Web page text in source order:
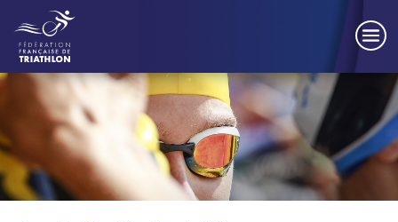
Panneau de gestion des cookies